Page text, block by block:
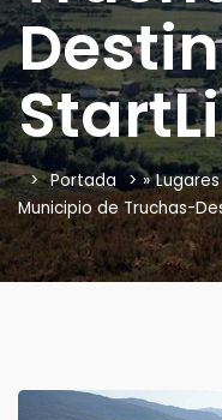
Portada » Lugares
Municipio de Truchas-